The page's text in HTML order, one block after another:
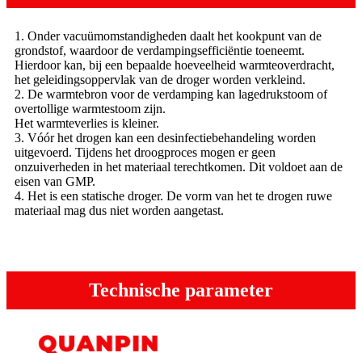
1. Onder vacuümomstandigheden daalt het kookpunt van de
grondstof, waardoor de verdampingsefficiëntie toeneemt.
Hierdoor kan, bij een bepaalde hoeveelheid warmteoverdracht,
het geleidingsoppervlak van de droger worden verkleind.
2. De warmtebron voor de verdamping kan lagedrukstoom of
overtollige warmtestoom zijn.
Het warmteverlies is kleiner.
3. Vóór het drogen kan een desinfectiebehandeling worden
uitgevoerd. Tijdens het droogproces mogen er geen
onzuiverheden in het materiaal terechtkomen. Dit voldoet aan de
eisen van GMP.
4. Het is een statische droger. De vorm van het te drogen ruwe
materiaal mag dus niet worden aangetast.
Technische parameter